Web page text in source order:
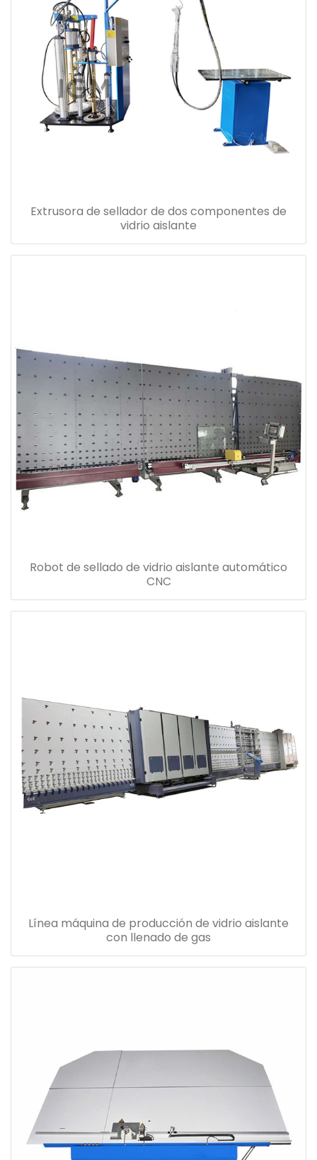
Extrusora de sellador de dos componentes de
vidrio aislante
Robot de sellado de vidrio aislante automático
CNC
Línea máquina de producción de vidrio aislante
con llenado de gas